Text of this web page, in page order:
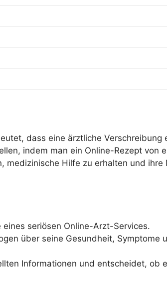
dass eine ärztliche Verschreibung
indem man ein Online-Rezept von
Hilfe zu erhalten und ihre
seriösen Online-Arzt-Services.
über seine Gesundheit, Symptome
Informationen und entscheidet, ob